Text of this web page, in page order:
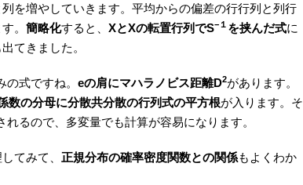
を増やしていきます。平均からの偏差の行行列と列行
。 簡略化すると、 XとXの転置行列でS−１ を挟んだ式に
てきました。
の式ですね。 eの肩にマハラノビス距離D2があります。
数の分母に分散共分散の行列式の平方根が入ります。そ
るので、多変量でも計算が容易になります。
てみて、 正規分布の確率密度関数との関係もよくわか